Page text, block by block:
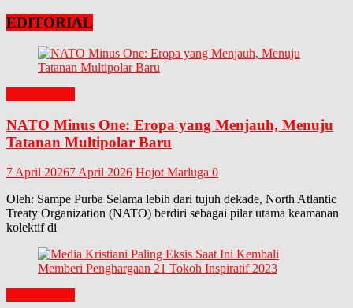
EDITORIAL
NATO Minus One: Eropa yang Menjauh, Menuju
Tatanan Multipolar Baru
7 April 20267 April 2026 Hojot Marluga 0
Oleh: Sampe Purba Selama lebih dari tujuh dekade, North Atlantic
Treaty Organization (NATO) berdiri sebagai pilar utama keamanan
kolektif di